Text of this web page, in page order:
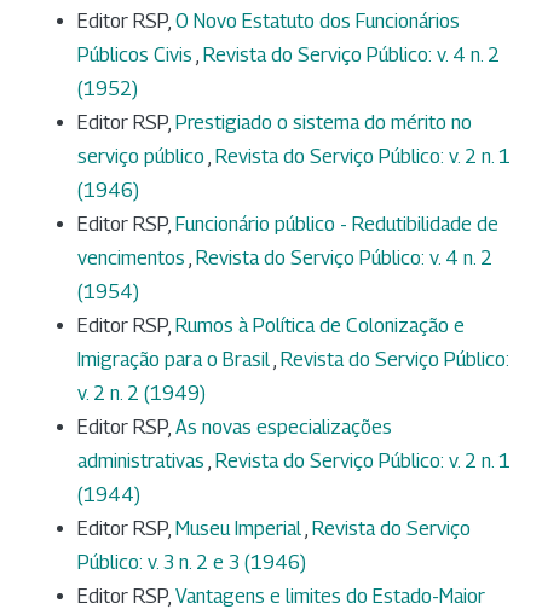
Editor RSP, O Novo Estatuto dos Funcionários
Públicos Civis , Revista do Serviço Público: v. 4 n. 2
(1952)
Editor RSP, Prestigiado o sistema do mérito no
serviço público , Revista do Serviço Público: v. 2 n. 1
(1946)
Editor RSP, Funcionário público - Redutibilidade de
vencimentos , Revista do Serviço Público: v. 4 n. 2
(1954)
Editor RSP, Rumos à Política de Colonização e
Imigração para o Brasil, Revista do Serviço Público:
v. 2 n. 2 (1949)
Editor RSP, As novas especializações
administrativas , Revista do Serviço Público: v. 2 n. 1
(1944)
Editor RSP, Museu Imperial, Revista do Serviço
Público: v. 3 n. 2 e 3 (1946)
Editor RSP, Vantagens e limites do Estado-Maior